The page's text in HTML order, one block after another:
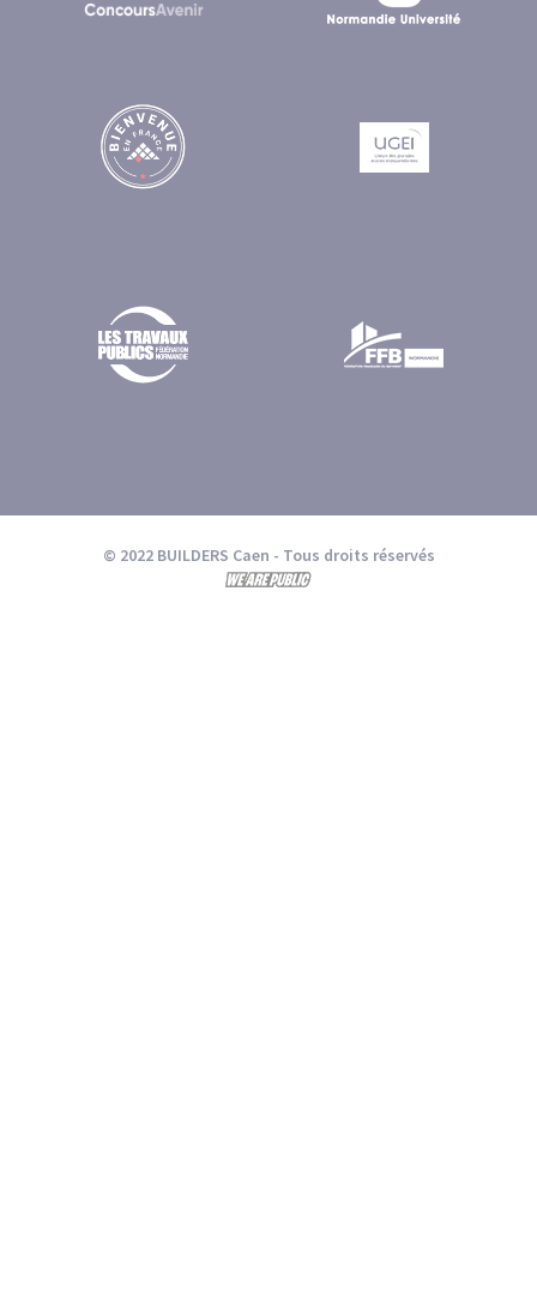
© 2022 BUILDERS Caen - Tous droits réservés